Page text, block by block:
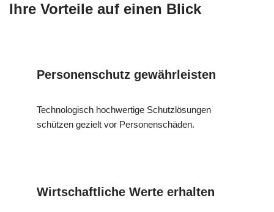
Ihre Vorteile auf einen Blick
Personenschutz gewährleisten
Technologisch hochwertige Schutzlösungen
schützen gezielt vor Personenschäden.
Wirtschaftliche Werte erhalten